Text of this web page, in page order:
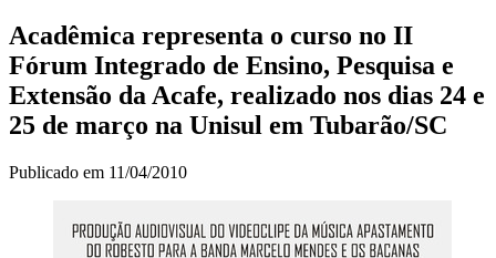
Acadêmica representa o curso no II
Fórum Integrado de Ensino, Pesquisa e
Extensão da Acafe, realizado nos dias 24 e
25 de março na Unisul em Tubarão/SC
Publicado em 11/04/2010